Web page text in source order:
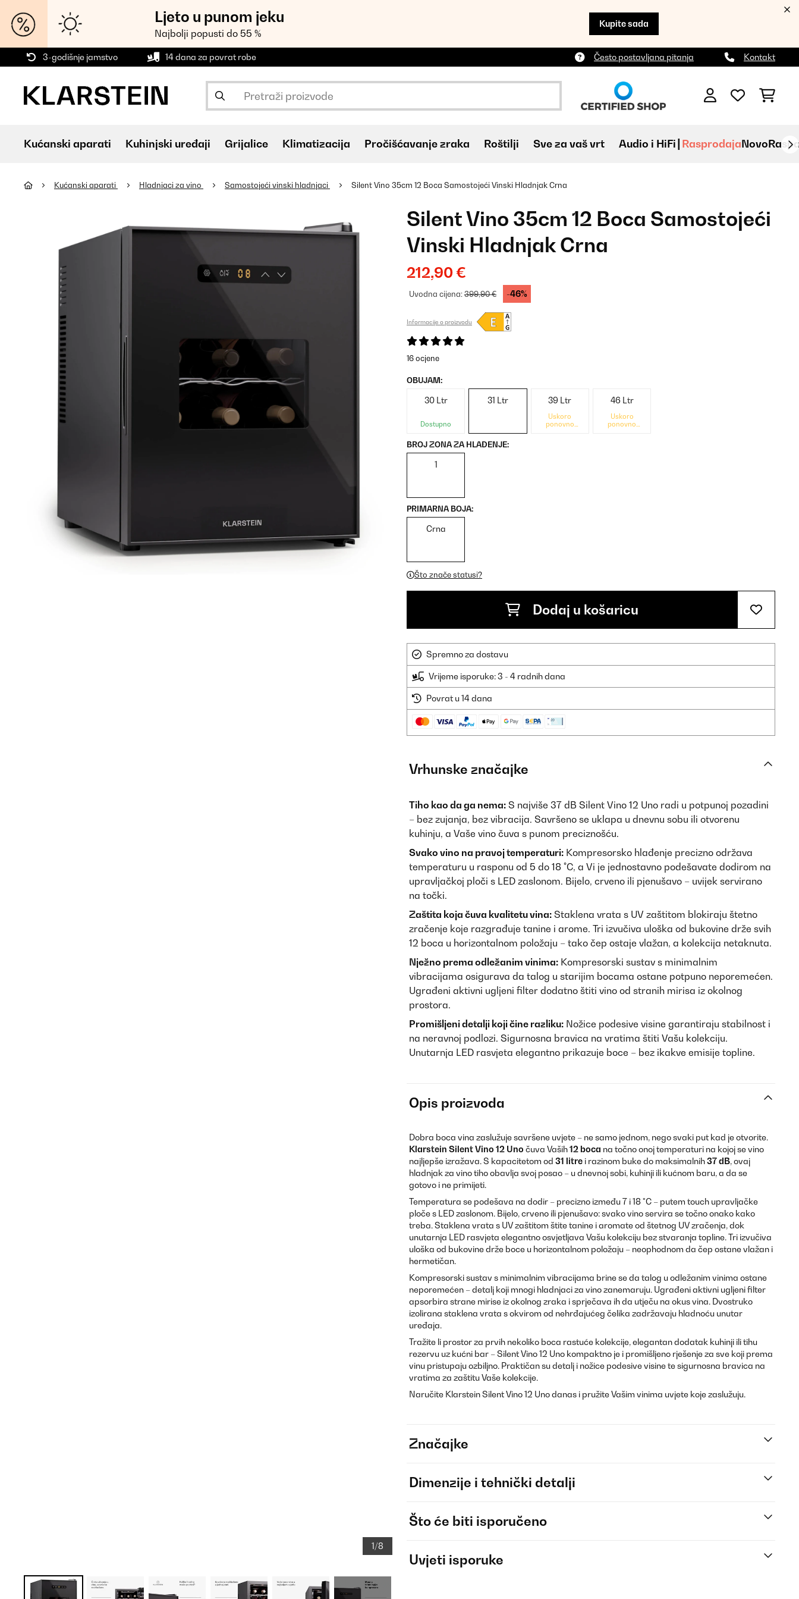
Ljeto u punom jeku
Najbolji popusti do 55 %
Kupite sada
3-godišnje jamstvo 14 dana za povrat robe Često postavljana pitanja Kontakt
Kućanski aparati Kuhinjski uređaji Grijalice Klimatizacija Pročišćavanje zraka Roštilji Sve za vaš vrt Audio i HiFi RasprodajaNovo
Kućanski aparati Hladnjaci za vino Samostojeći vinski hladnjaci Silent Vino 35cm 12 Boca Samostojeći Vinski Hladnjak Crna
1/8
Silent Vino 35cm 12 Boca Samostojeći
Vinski Hladnjak Crna
212,90 €
Uvodna cijena:399,90 € -46%
Informacije o proizvodu
16 ocjene
OBUJAM:
30 Ltr
Dostupno
31 Ltr 39 Ltr
Uskoro
ponovno
46 Ltr
Uskoro
ponovno
BROJ ZONA ZA HLAĐENJE:
1
PRIMARNA BOJA:
Crna
Što znače statusi?
Dodaj u košaricu
Spremno za dostavu
Vrijeme isporuke: 3 - 4 radnih dana
Povrat u 14 dana
Vrhunske značajke
Tiho kao da ga nema: S najviše 37 dB Silent Vino 12 Uno radi u potpunoj pozadini
– bez zujanja, bez vibracija. Savršeno se uklapa u dnevnu sobu ili otvorenu
kuhinju, a Vaše vino čuva s punom preciznošću.
Svako vino na pravoj temperaturi: Kompresorsko hlađenje precizno održava
temperaturu u rasponu od 5 do 18 °C, a Vi je jednostavno podešavate dodirom na
upravljačkoj ploči s LED zaslonom. Bijelo, crveno ili pjenušavo – uvijek servirano
na točki.
Zaštita koja čuva kvalitetu vina: Staklena vrata s UV zaštitom blokiraju štetno
zračenje koje razgrađuje tanine i arome. Tri izvučiva uloška od bukovine drže svih
12 boca u horizontalnom položaju – tako čep ostaje vlažan, a kolekcija netaknuta.
Nježno prema odležanim vinima: Kompresorski sustav s minimalnim
vibracijama osigurava da talog u starijim bocama ostane potpuno neporemećen.
Ugrađeni aktivni ugljeni filter dodatno štiti vino od stranih mirisa iz okolnog
prostora.
Promišljeni detalji koji čine razliku: Nožice podesive visine garantiraju stabilnost i
na neravnoj podlozi. Sigurnosna bravica na vratima štiti Vašu kolekciju.
Unutarnja LED rasvjeta elegantno prikazuje boce – bez ikakve emisije topline.
Opis proizvoda
Dobra boca vina zaslužuje savršene uvjete – ne samo jednom, nego svaki put kad je otvorite.
Klarstein Silent Vino 12 Uno čuva Vaših12 boca na točno onoj temperaturi na kojoj se vino
najljepše izražava. S kapacitetom od 31 litre i razinom buke do maksimalnih37 dB, ovaj
hladnjak za vino tiho obavlja svoj posao – u dnevnoj sobi, kuhinji ili kućnom baru, a da se
gotovo i ne primijeti.
Temperatura se podešava na dodir – precizno između 7 i 18 °C – putem touch upravljačke
ploče s LED zaslonom. Bijelo, crveno ili pjenušavo: svako vino servira se točno onako kako
treba. Staklena vrata s UV zaštitom štite tanine i aromate od štetnog UV zračenja, dok
unutarnja LED rasvjeta elegantno osvjetljava Vašu kolekciju bez stvaranja topline. Tri izvučiva
uloška od bukovine drže boce u horizontalnom položaju – neophodnom da čep ostane vlažan i
hermetičan.
Kompresorski sustav s minimalnim vibracijama brine se da talog u odležanim vinima ostane
neporemećen – detalj koji mnogi hladnjaci za vino zanemaruju. Ugrađeni aktivni ugljeni filter
apsorbira strane mirise iz okolnog zraka i sprječava ih da utječu na okus vina. Dvostruko
izolirana staklena vrata s okvirom od nehrđajućeg čelika zadržavaju hladnoću unutar
uređaja.
Tražite li prostor za prvih nekoliko boca rastuće kolekcije, elegantan dodatak kuhinji ili tihu
rezervu uz kućni bar – Silent Vino 12 Uno kompaktno je i promišljeno rješenje za sve koji prema
vinu pristupaju ozbiljno. Praktičan su detalj i nožice podesive visine te sigurnosna bravica na
vratima za zaštitu Vaše kolekcije.
Naručite Klarstein Silent Vino 12 Uno danas i pružite Vašim vinima uvjete koje zaslužuju.
Značajke
Dimenzije i tehnički detalji
Što će biti isporučeno
Uvjeti isporuke